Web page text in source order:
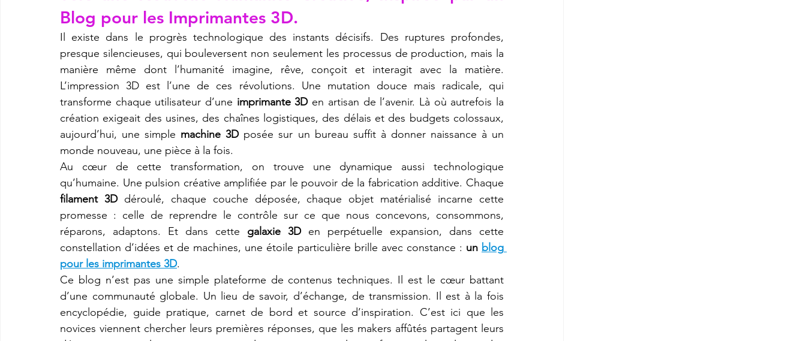
Blog pour les Imprimantes 3D.
Il existe dans le progrès technologique des instants décisifs. Des ruptures profondes,
presque silencieuses, qui bouleversent non seulement les processus de production, mais la
manière même dont l’humanité imagine, rêve, conçoit et interagit avec la matière.
L’impression 3D est l’une de ces révolutions. Une mutation douce mais radicale, qui
transforme chaque utilisateur d’une imprimante 3D en artisan de l’avenir. Là où autrefois la
création exigeait des usines, des chaînes logistiques, des délais et des budgets colossaux,
aujourd’hui, une simple machine 3D posée sur un bureau suffit à donner naissance à un
monde nouveau, une pièce à la fois.
Au cœur de cette transformation, on trouve une dynamique aussi technologique
filament 3D déroulé, chaque couche déposée, chaque objet matérialisé incarne cette
promesse : celle de reprendre le contrôle sur ce que nous concevons, consommons,
réparons, adaptons. Et dans cette galaxie 3D en perpétuelle expansion, dans cette
constellation d’idées et de machines, une étoile particulière brille avec constance : un blog
pour les imprimantes 3D.
Ce blog n’est pas une simple plateforme de contenus techniques. Il est le cœur battant
d’une communauté globale. Un lieu de savoir, d’échange, de transmission. Il est à la fois
encyclopédie, guide pratique, carnet de bord et source d’inspiration. C’est ici que les
novices viennent chercher leurs premières réponses, que les makers affûtés partagent leurs